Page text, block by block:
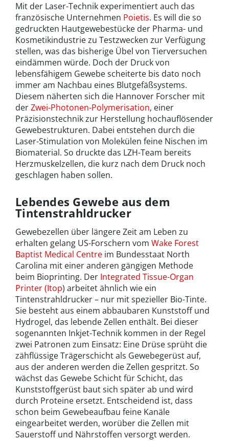
Mit der Laser-Technik experimentiert auch das
französische Unternehmen Poietis. Es will die so
gedruckten Hautgewebestücke der Pharma- und
Kosmetikindustrie zu Testzwecken zur Verfügung
stellen, was das bisherige Übel von Tierversuchen
eindämmen würde. Doch der Druck von
lebensfähigem Gewebe scheiterte bis dato noch
immer am Nachbau eines Blutgefäßsystems.
Diesem näherten sich die Hannover Forscher mit
derZwei-Photonen-Polymerisation, einer
Präzisionstechnik zur Herstellung hochauflösender
Gewebestrukturen. Dabei entstehen durch die
Laser-Stimulation von Molekülen feine Nischen im
Biomaterial. So druckte das LZH-Team bereits
Herzmuskelzellen, die kurz nach dem Druck noch
geschlagen haben sollen.
Lebendes Gewebe aus dem
Tintenstrahldrucker
Gewebezellen über längere Zeit am Leben zu
erhalten gelang US-Forschern vom Wake Forest
Baptist Medical Centre im Bundesstaat North
Carolina mit einer anderen gängigen Methode
beim Bioprinting. Der Integrated Tissue-Organ
Printer (Itop) arbeitet ähnlich wie ein
Tintenstrahldrucker – nur mit spezieller Bio-Tinte.
Sie besteht aus einem abbaubaren Kunststoff und
Hydrogel, das lebende Zellen enthält. Bei dieser
sogenannten Inkjet-Technik kommen in der Regel
zwei Patronen zum Einsatz: Eine Drüse sprüht die
zähflüssige Trägerschicht als Gewebegerüst auf,
aus der anderen werden die Zellen gespritzt. So
wächst das Gewebe Schicht für Schicht, das
Kunststoffgerüst baut sich später ab und wird
durch Proteine ersetzt. Entscheidend ist, dass
schon beim Gewebeaufbau feine Kanäle
eingearbeitet werden, worüber die Zellen mit
Sauerstoff und Nährstoffen versorgt werden.